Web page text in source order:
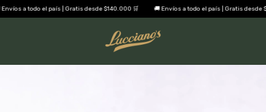
a todo el país | Gratis desde $140.000 🛒 🚚 Envíos a todo el país | Gratis desde